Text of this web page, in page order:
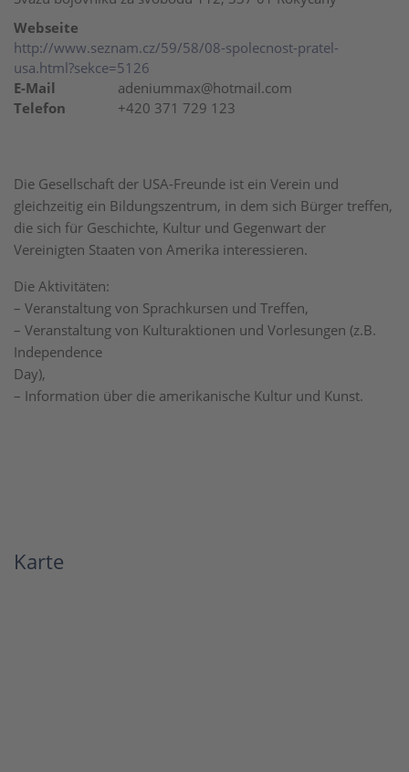
Die Gesellschaft der USA-Freunde ist ein Verein und
gleichzeitig ein Bildungszentrum, in dem sich Bürger treffen,
die sich für Geschichte, Kultur und Gegenwart der
Vereinigten Staaten von Amerika interessieren.
Die Aktivitäten:
– Veranstaltung von Sprachkursen und Treffen,
– Veranstaltung von Kulturaktionen und Vorlesungen (z.B.
Independence
Day),
– Information über die amerikanische Kultur und Kunst.
Webseite
http://www.seznam.cz/59/58/08-spolecnost-pratel-
usa.html?sekce=5126
E-Mail
adeniummax@hotmail.com
Telefon
+420 371 729 123
Karte